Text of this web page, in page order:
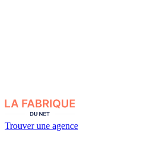
Trouver une agence